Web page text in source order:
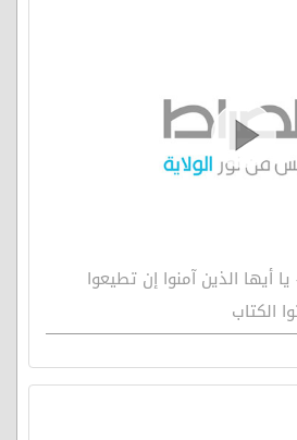
الرحمن 43 - يا أيها الذين آمنوا إن تطيعوا
الكتاب